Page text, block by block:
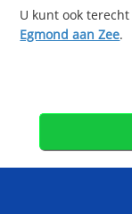
U kunt ook
Egmond aan Zee.